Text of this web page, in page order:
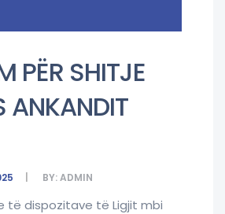
PËR SHITJE
ANKANDIT
BY:ADMIN
të dispozitave të Ligjit mbi